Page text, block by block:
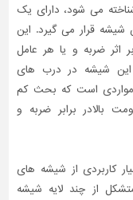
می شود، دارای یک
قرار می گیرد. این
اثر ضربه و یا هر عامل
این شیشه در درب های
مواردی است که بحث کم
بالادر برابر ضربه و
کاربردی از شیشه های
از چند لایه شیشه